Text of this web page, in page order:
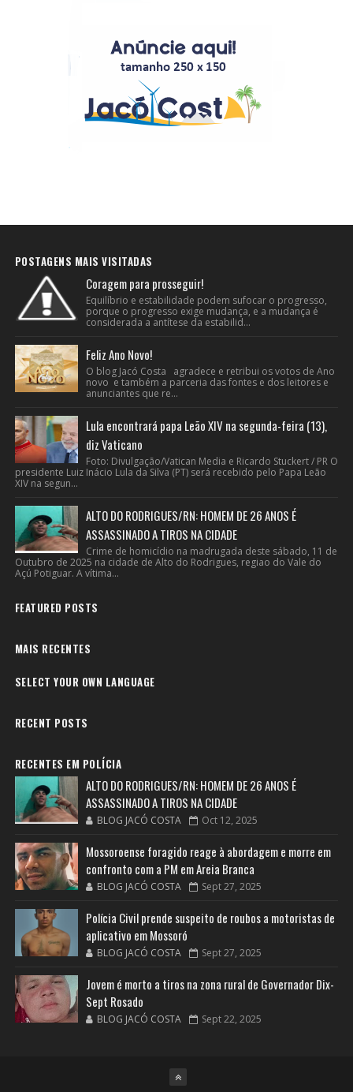
POSTAGENS MAIS VISITADAS
Coragem para prosseguir!
Equilíbrio e estabilidade podem sufocar o progresso,
porque o progresso exige mudança, e a mudança é
considerada a antítese da estabilid...
Feliz Ano Novo!
O blog Jacó Costa agradece e retribui os votos de Ano
novo e também a parceria das fontes e dos leitores e
anunciantes que re...
Lula encontrará papa Leão XIV na segunda-feira (13),
diz Vaticano
Foto: Divulgação/Vatican Media e Ricardo Stuckert / PR O
presidente Luiz Inácio Lula da Silva (PT) será recebido pelo Papa Leão
XIV na segun...
ALTO DO RODRIGUES/RN: HOMEM DE 26 ANOS É
ASSASSINADO A TIROS NA CIDADE
Crime de homicídio na madrugada deste sábado, 11 de
Outubro de 2025 na cidade de Alto do Rodrigues, regiao do Vale do
Açú Potiguar. A vítima...
FEATURED POSTS
MAIS RECENTES
SELECT YOUR OWN LANGUAGE
RECENT POSTS
RECENTES EM POLÍCIA
ALTO DO RODRIGUES/RN: HOMEM DE 26 ANOS É
ASSASSINADO A TIROS NA CIDADE
BLOG JACÓ COSTA Oct 12, 2025
Mossoroense foragido reage à abordagem e morre em
confronto com a PM em Areia Branca
BLOG JACÓ COSTA Sept 27, 2025
Polícia Civil prende suspeito de roubos a motoristas de
aplicativo em Mossoró
BLOG JACÓ COSTA Sept 27, 2025
Jovem é morto a tiros na zona rural de Governador Dix-
Sept Rosado
BLOG JACÓ COSTA Sept 22, 2025